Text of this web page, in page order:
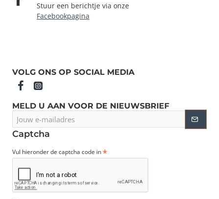
Stuur een berichtje via onze
Facebookpagina
VOLG ONS OP SOCIAL MEDIA
MELD U AAN VOOR DE NIEUWSBRIEF
e-
mailadres
Captcha
Vul hieronder de captcha code in